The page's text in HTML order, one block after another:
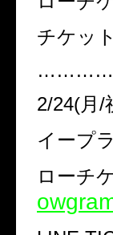
チケッ
2/24(月/
イープ
ローチ